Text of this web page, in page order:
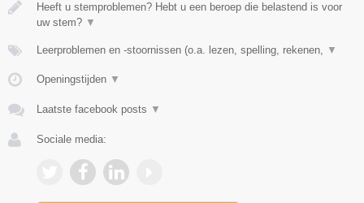
Heeft u stemproblemen? Hebt u een beroep die belastend is voor
uw stem? ▼
Leerproblemen en -stoornissen (o.a. lezen, spelling, rekenen, ▼
Openingstijden ▼
Laatste facebook posts ▼
Sociale media: